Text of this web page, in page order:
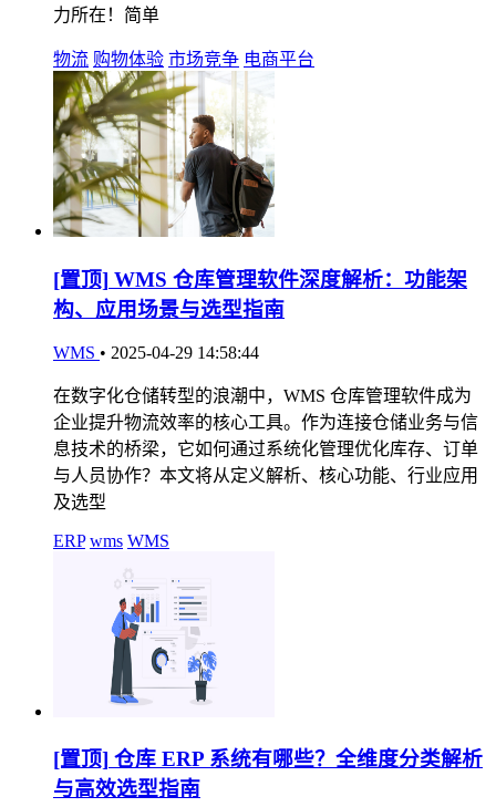
力所在！简单
物流 购物体验 市场竞争 电商平台
[置顶] WMS 仓库管理软件深度解析：功能架
构、应用场景与选型指南
WMS • 2025-04-29 14:58:44
在数字化仓储转型的浪潮中，WMS 仓库管理软件成为
企业提升物流效率的核心工具。作为连接仓储业务与信
息技术的桥梁，它如何通过系统化管理优化库存、订单
与人员协作？本文将从定义解析、核心功能、行业应用
及选型
ERP wms WMS
[置顶] 仓库 ERP 系统有哪些？全维度分类解析
与高效选型指南